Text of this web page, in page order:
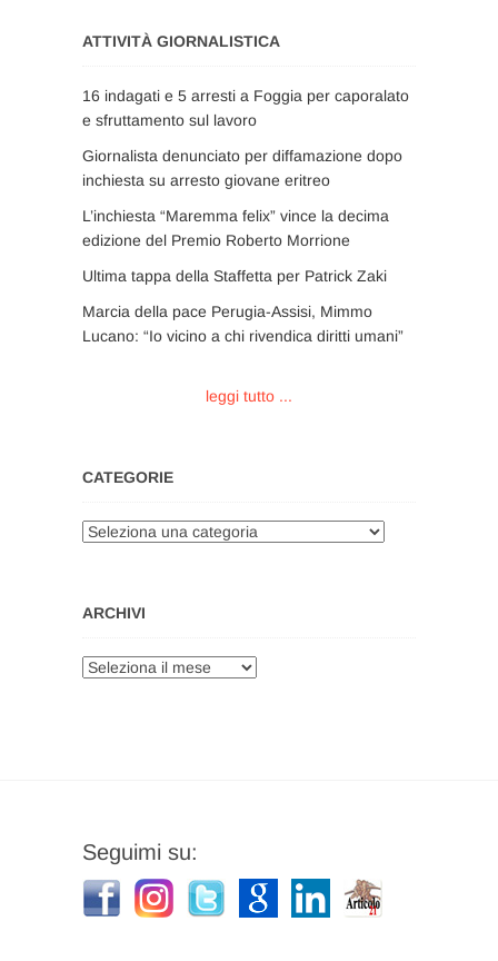
ATTIVITÀ GIORNALISTICA
16 indagati e 5 arresti a Foggia per caporalato
e sfruttamento sul lavoro
Giornalista denunciato per diffamazione dopo
inchiesta su arresto giovane eritreo
L’inchiesta “Maremma felix” vince la decima
edizione del Premio Roberto Morrione
Ultima tappa della Staffetta per Patrick Zaki
Marcia della pace Perugia-Assisi, Mimmo
Lucano: “Io vicino a chi rivendica diritti umani”
leggi tutto ...
CATEGORIE
Categorie
ARCHIVI
Archivi
Seguimi su: